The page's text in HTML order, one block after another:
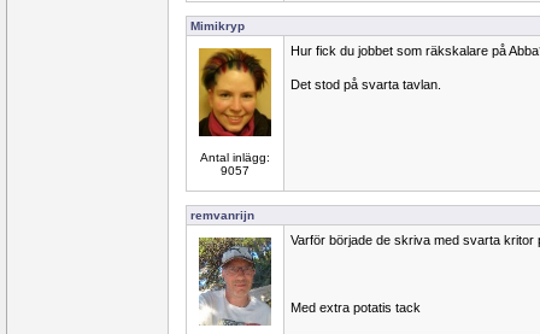
Mimikryp
Antal inlägg:
9057
Hur fick du jobbet som räkskalare på
Det stod på svarta tavlan.
remvanrijn
Varför började de skriva med svarta kritor
Med extra potatis tack